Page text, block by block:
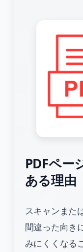
PDFペー
ある理由
スキャンまた
間違った向き
みにくくなる